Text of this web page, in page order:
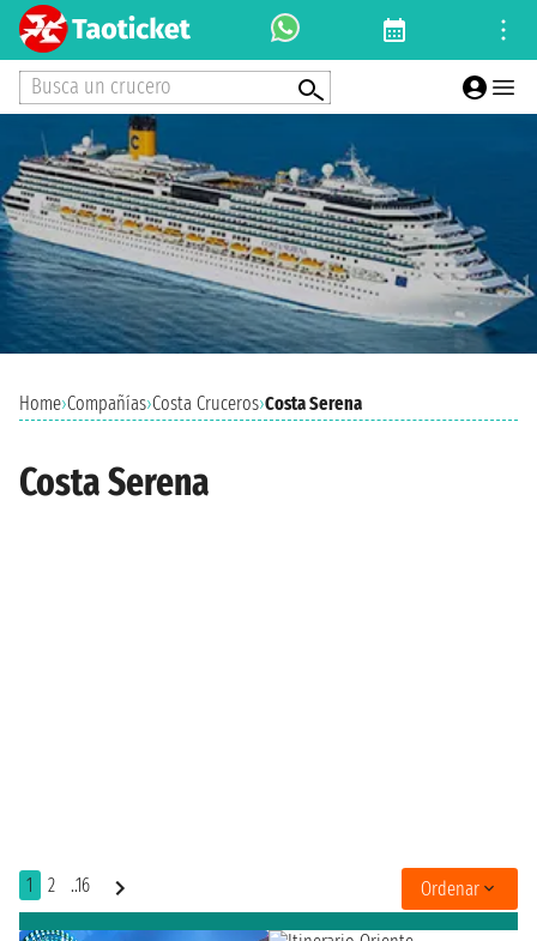
Busca un crucero
Home›Compañías›Costa Cruceros›Costa Serena
Costa Serena
1 2 ..16 Ordenar